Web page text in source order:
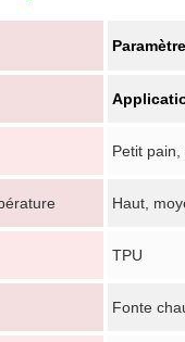
Paramètre
Petit pain,
Haut,
TPU
Fonte